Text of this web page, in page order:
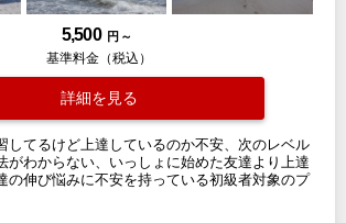
5,500 円 ～
基準料金（税込）
詳細を見る
してるけど上達しているのか不安、次のレベル
がわからない、いっしょに始めた友達より上達
の伸び悩みに不安を持っている初級者対象のプ